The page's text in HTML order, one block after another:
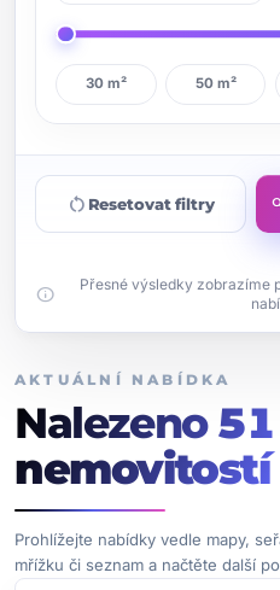
30 m² 50 m²
restart_alt Resetovat filtry
info
Přesné výsledky zobrazíme
AKTUÁLNÍ NABÍDKA
Nalezeno51
nemovitostí
Prohlížejte nabídky vedle mapy,
mřížku či seznam a načtěte další